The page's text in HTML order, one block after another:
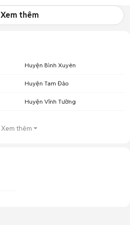
Xem thêm
Huyện Bình Xuyên
Huyện Tam Đảo
Huyện Vĩnh Tường
Xem thêm